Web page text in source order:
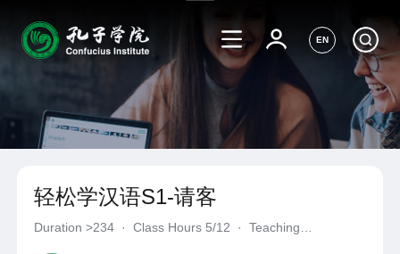
EN
轻松学汉语S1-请客
Duration>234 · Class Hours 5/12 ·
Teaching